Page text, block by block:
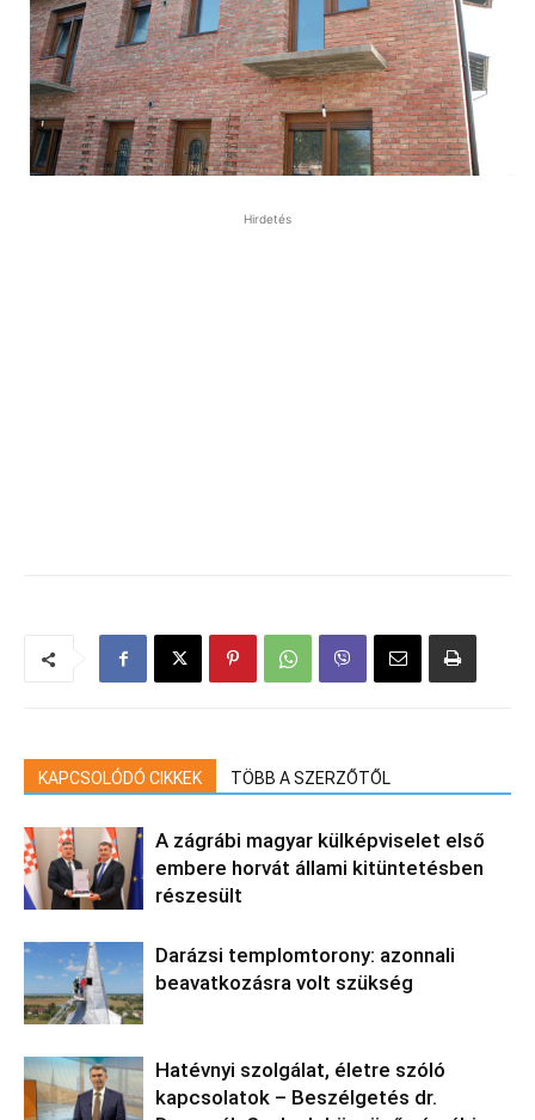
Hirdetés
KAPCSOLÓDÓ CIKKEK TÖBB A SZERZŐTŐL
A zágrábi magyar külképviselet első
embere horvát állami kitüntetésben
részesült
Darázsi templomtorony: azonnali
beavatkozásra volt szükség
Hatévnyi szolgálat, életre szóló
kapcsolatok – Beszélgetés dr.